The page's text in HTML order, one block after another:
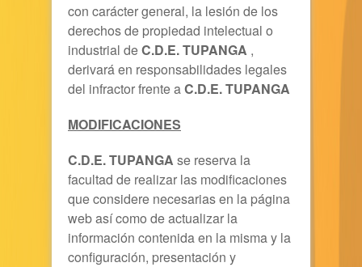
con carácter general, la lesión de los
derechos de propiedad intelectual o
industrial deC.D.E. TUPANGA ,
derivará en responsabilidades legales
del infractor frente aC.D.E. TUPANGA
MODIFICACIONES
C.D.E. TUPANGA se reserva la
facultad de realizar las modificaciones
que considere necesarias en la página
web así como de actualizar la
información contenida en la misma y la
configuración, presentación y